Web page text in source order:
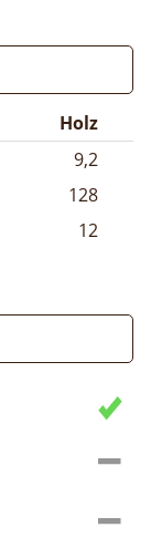
Holz
9,2
128
12